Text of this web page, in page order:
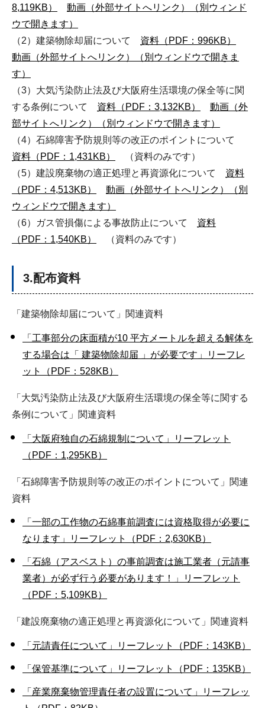
8,119KB）
動画（外部サイトへリンク）（別ウィンド
ウで開きます）
（2）建築物除却届について 資料（PDF：996KB）
動画（外部サイトへリンク）（別ウィンドウで開きま
す）
（3）大気汚染防止法及び大阪府生活環境の保全等に関
する条例について 資料（PDF：3,132KB）
動画（外
部サイトへリンク）（別ウィンドウで開きます）
（4）石綿障害予防規則等の改正のポイントについて
資料（PDF：1,431KB）
（資料のみです）
（5）建設廃棄物の適正処理と再資源化について 資料
（PDF：4,513KB）
動画（外部サイトへリンク）（別
ウィンドウで開きます）
（6）ガス管損傷による事故防止について 資料
（PDF：1,540KB）
（資料のみです）
3.配布資料
「建築物除却届について」関連資料
「工事部分の床面積が10 平方メートルを超える解体を
する場合は「 建築物除却届 」が必要です」リーフレ
ット（PDF：528KB）
「大気汚染防止法及び大阪府生活環境の保全等に関する
条例について」関連資料
「大阪府独自の石綿規制について」リーフレット
（PDF：1,295KB）
「石綿障害予防規則等の改正のポイントについて」関連
資料
「一部の工作物の石綿事前調査には資格取得が必要に
なります」リーフレット（PDF：2,630KB）
「石綿（アスベスト）の事前調査は施工業者（元請事
業者）が必ず行う必要があります！」リーフレット
（PDF：5,109KB）
「建設廃棄物の適正処理と再資源化について」関連資料
「元請責任について」リーフレット（PDF：143KB）
「保管基準について」リーフレット（PDF：135KB）
「産業廃棄物管理責任者の設置について」リーフレッ